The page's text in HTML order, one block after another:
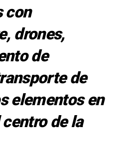
con
drones,
de
de
elementos en
de la